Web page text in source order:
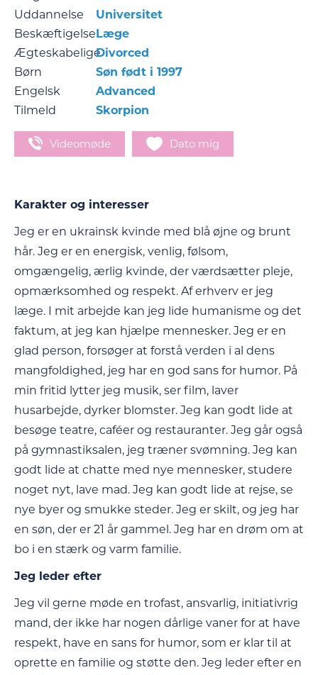
Uddannelse
Universitet
BeskæftigelseLæge
ÆgteskabeligeDivorced
Børn
Søn født i 1997
Engelsk
Advanced
Tilmeld
Skorpion
Videomøde Dato mig
Karakter og interesser
Jeg er en ukrainsk kvinde med blå øjne og brunt
hår. Jeg er en energisk, venlig, følsom,
omgængelig, ærlig kvinde, der værdsætter pleje,
opmærksomhed og respekt. Af erhverv er jeg
læge. I mit arbejde kan jeg lide humanisme og det
faktum, at jeg kan hjælpe mennesker. Jeg er en
glad person, forsøger at forstå verden i al dens
mangfoldighed, jeg har en god sans for humor. På
min fritid lytter jeg musik, ser film, laver
husarbejde, dyrker blomster. Jeg kan godt lide at
besøge teatre, caféer og restauranter. Jeg går også
på gymnastiksalen, jeg træner svømning. Jeg kan
godt lide at chatte med nye mennesker, studere
noget nyt, lave mad. Jeg kan godt lide at rejse, se
nye byer og smukke steder. Jeg er skilt, og jeg har
en søn, der er 21 år gammel. Jeg har en drøm om at
bo i en stærk og varm familie.
Jeg leder efter
Jeg vil gerne møde en trofast, ansvarlig, initiativrig
mand, der ikke har nogen dårlige vaner for at have
respekt, have en sans for humor, som er klar til at
oprette en familie og støtte den. Jeg leder efter en